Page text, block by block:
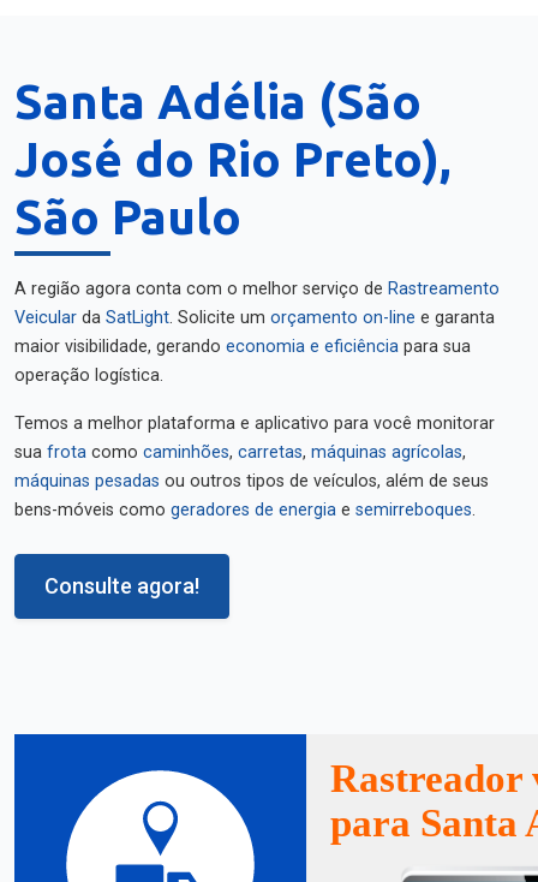
Santa Adélia (São
José do Rio Preto),
São Paulo
A região agora conta com o melhor serviço de Rastreamento
Veicular da SatLight. Solicite um orçamento on-line e garanta
maior visibilidade, gerando economia e eficiência para sua
operação logística.
Temos a melhor plataforma e aplicativo para você monitorar
sua frota como caminhões, carretas, máquinas agrícolas,
máquinas pesadas ou outros tipos de veículos, além de seus
bens-móveis como geradores de energia e semirreboques.
Consulte agora!
Rastreador
para Santa